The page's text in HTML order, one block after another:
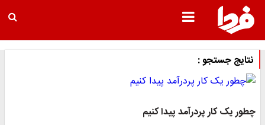
نتایج جستجو :
چطور یک کار پردرآمد پیدا کنیم